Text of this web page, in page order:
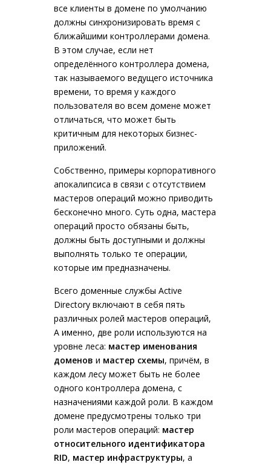
все клиенты в домене по умолчанию
должны синхронизировать время с
ближайшими контроллерами домена.
В этом случае, если нет
определённого контроллера домена,
так называемого ведущего источника
времени, то время у каждого
пользователя во всем домене может
отличаться, что может быть
критичным для некоторых бизнес-
приложений.
Собственно, примеры корпоративного
апокалипсиса в связи с отсутствием
мастеров операций можно приводить
бесконечно много. Суть одна, мастера
операций просто обязаны быть,
должны быть доступными и должны
выполнять только те операции,
которые им предназначены.
Всего доменные службы Active
Directory включают в себя пять
различных ролей мастеров операций,
А именно, две роли используются на
уровне леса: мастер именования
доменов и мастер схемы, причём, в
каждом лесу может быть не более
одного контроллера домена, с
назначениями каждой роли. В каждом
домене предусмотрены только три
роли мастеров операций: мастер
относительного идентификатора
RID, мастер инфраструктуры, а